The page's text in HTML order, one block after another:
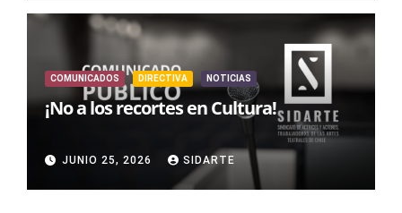
COMUNICADOS DIRECTIVA NOTICIAS
¡No a los recortes en Cultura!
JUNIO 25, 2026 SIDARTE